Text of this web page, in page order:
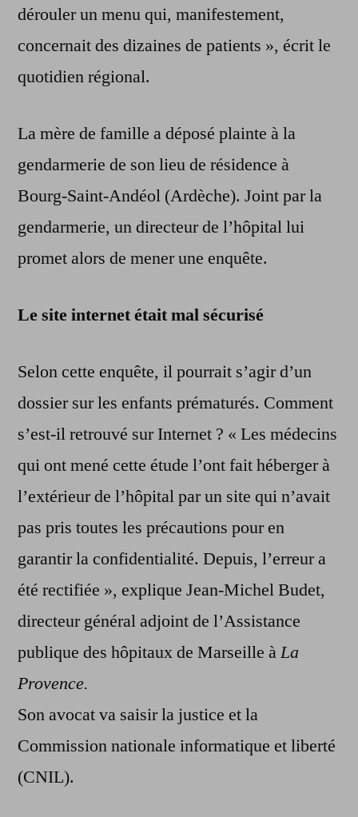
dérouler un menu qui, manifestement,
concernait des dizaines de patients », écrit le
quotidien régional.
La mère de famille a déposé plainte à la
gendarmerie de son lieu de résidence à
Bourg-Saint-Andéol (Ardèche). Joint par la
gendarmerie, un directeur de l’hôpital lui
promet alors de mener une enquête.
Le site internet était mal sécurisé
Selon cette enquête, il pourrait s’agir d’un
dossier sur les enfants prématurés. Comment
s’est-il retrouvé sur Internet ? « Les médecins
qui ont mené cette étude l’ont fait héberger à
l’extérieur de l’hôpital par un site qui n’avait
pas pris toutes les précautions pour en
garantir la confidentialité. Depuis, l’erreur a
été rectifiée », explique Jean-Michel Budet,
directeur général adjoint de l’Assistance
publique des hôpitaux de Marseille àLa
Provence.
Son avocat va saisir la justice et la
Commission nationale informatique et liberté
(CNIL).